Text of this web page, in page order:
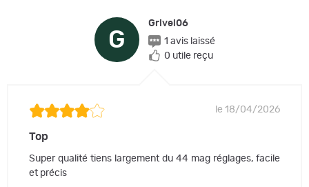
G
Grivel06
1 avis laissé
0 utile reçu
le 18/04/2026
Top
Super qualité tiens largement du 44 mag réglages, facile
et précis